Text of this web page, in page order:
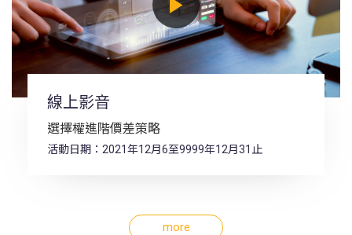
線上影音
選擇權進階價差策略
活動日期：2021年12月6至9999年12月31止
more